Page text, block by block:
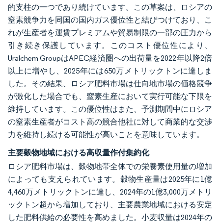
的支柱の一つであり続けています。この草案は、ロシアの
窒素競争力を同国の国内ガス優位性と結びつけており、こ
れが生産者を運賃プレミアムや貿易制限の一部の圧力から
引き続き保護しています。このコスト優位性により、
Uralchem GroupはAPEC経済圏への出荷量を2022年以降2倍
以上に増やし、2025年には650万メトリックトンに達しま
した。その結果、ロシア肥料市場は仕向地市場の価格競争
が激化した場合でも、窒素生産において実行可能な下限を
維持しています。この優位性はまた、予測期間中にロシア
の窒素生産者がコスト高の競合他社に対して商業的な交渉
力を維持し続ける可能性が高いことを意味しています。
主要穀物地域における高収量作付集約化
ロシア肥料市場は、穀物地帯全体での栄養素使用量の増加
によっても支えられています。穀物生産量は2025年に1億
4,460万メトリックトンに達し、2024年の1億3,000万メトリ
ックトン超から増加しており、主要農業地域における安定
した肥料供給の必要性を高めました。小麦収量は2024年の